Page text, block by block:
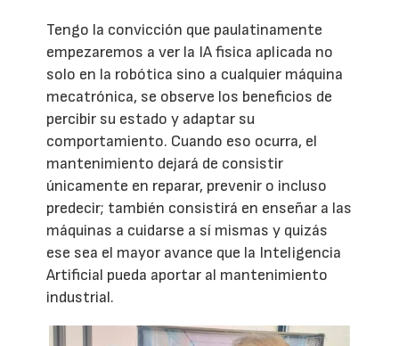
Tengo la convicción que paulatinamente
empezaremos a ver la IA fisica aplicada no
solo en la robótica sino a cualquier máquina
mecatrónica, se observe los beneficios de
percibir su estado y adaptar su
comportamiento. Cuando eso ocurra, el
mantenimiento dejará de consistir
únicamente en reparar, prevenir o incluso
predecir; también consistirá en enseñar a las
máquinas a cuidarse a sí mismas y quizás
ese sea el mayor avance que la Inteligencia
Artificial pueda aportar al mantenimiento
industrial.